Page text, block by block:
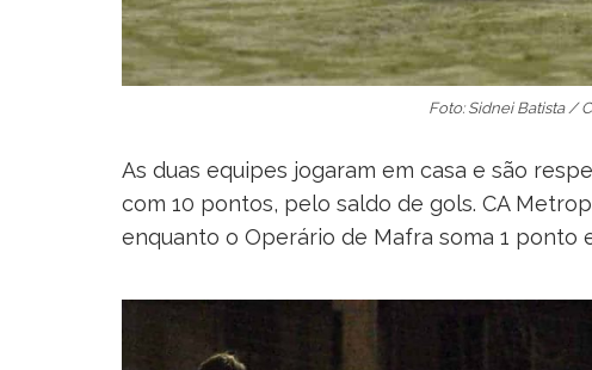
Foto: Sidnei Batista /
As duas equipes jogaram em casa e são
com 10 pontos, pelo saldo de gols. CA
enquanto o Operário de Mafra soma 1 ponto